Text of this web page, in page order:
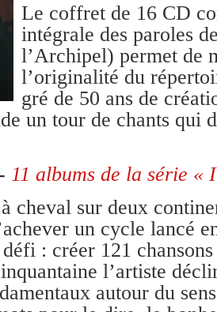
Le coffret de 16 CD
intégrale des paroles
l’Archipel) permet de
l’originalité du
gré de 50 ans de
un tour de chants qui
11 albums de la série «
cheval sur deux
un cycle lancé
: créer 121
l’artiste
autour du